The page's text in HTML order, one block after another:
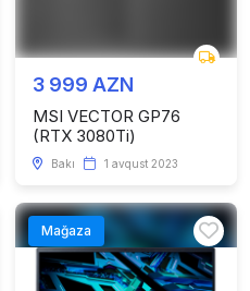
3 999 AZN
MSI VECTOR GP76
(RTX 3080Ti)
Bakı 1 avqust 2023
Mağaza